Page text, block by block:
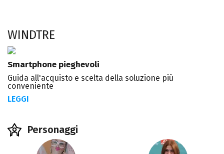
WINDTRE
Smartphone pieghevoli
Guida all'acquisto e scelta della soluzione più
conveniente
LEGGI
Personaggi